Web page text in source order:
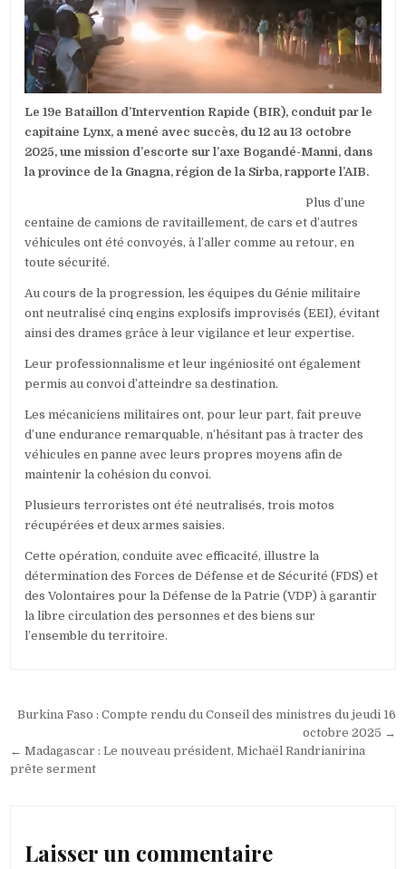
SUCCÈS
UNE
OPÉRATION
D’ESCORTE
L’AXE
MANNI
Le 19e Bataillon d’Intervention Rapide (BIR), conduit par le
capitaine Lynx, a mené avec succès, du 12 au 13 octobre
2025, une mission d’escorte sur l’axe Bogandé-Manni, dans
la province de la Gnagna, région de la Sirba, rapporte l’AIB.
Plus d’une
centaine de camions de ravitaillement, de cars et d’autres
véhicules ont été convoyés, à l’aller comme au retour, en
toute sécurité.
Au cours de la progression, les équipes du Génie militaire
ont neutralisé cinq engins explosifs improvisés (EEI), évitant
ainsi des drames grâce à leur vigilance et leur expertise.
Leur professionnalisme et leur ingéniosité ont également
permis au convoi d’atteindre sa destination.
Les mécaniciens militaires ont, pour leur part, fait preuve
d’une endurance remarquable, n’hésitant pas à tracter des
véhicules en panne avec leurs propres moyens afin de
maintenir la cohésion du convoi.
Plusieurs terroristes ont été neutralisés, trois motos
récupérées et deux armes saisies.
Cette opération, conduite avec efficacité, illustre la
détermination des Forces de Défense et de Sécurité (FDS) et
des Volontaires pour la Défense de la Patrie (VDP) à garantir
la libre circulation des personnes et des biens sur
l’ensemble du territoire.
Navigation
de
l’article
Burkina Faso : Compte rendu du Conseil des ministres du jeudi 16
octobre 2025 →
← Madagascar : Le nouveau président, Michaël Randrianirina
prête serment
Laisser un commentaire